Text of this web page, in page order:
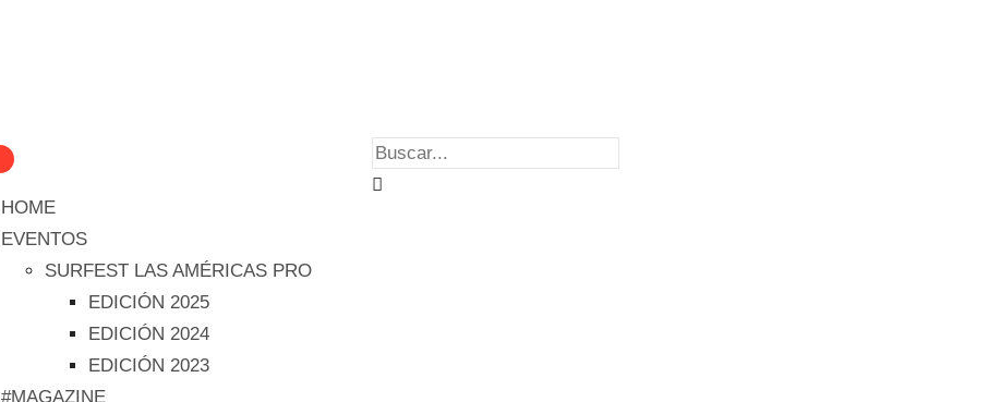
HOME
EVENTOS
SURFEST LAS AMÉRICAS PRO
EDICIÓN 2025
EDICIÓN 2024
EDICIÓN 2023
#MAGAZINE